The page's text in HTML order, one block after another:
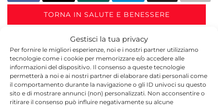
Gestisci la tua privacy
Per fornire le migliori esperienze, noi e i nostri partner utilizziamo
tecnologie come i cookie per memorizzare e/o accedere alle
informazioni del dispositivo. Il consenso a queste tecnologie
permetterà a noi e ai nostri partner di elaborare dati personali come
il comportamento durante la navigazione o gli ID univoci su questo
sito e di mostrare annunci (non) personalizzati. Non acconsentire o
ritirare il consenso può influire negativamente su alcune
TORNA IN SALUTE E BENESSERE
Redazione